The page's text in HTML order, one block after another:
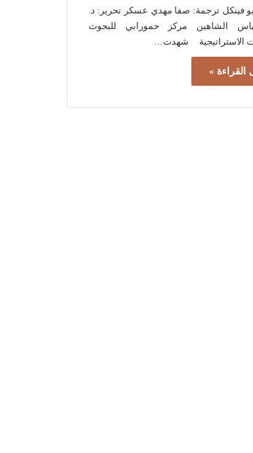
فينكل ترجمة: صفا مهدي عسكر تحرير: د.
الشاهين مركز حمورابي للبحوث
الاستراتيجية شهدت…
القراءة »